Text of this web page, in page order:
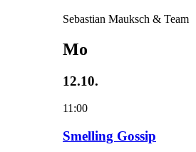
Sebastian Mauksch & Team
Mo
12.10.
11:00
Smelling Gossip